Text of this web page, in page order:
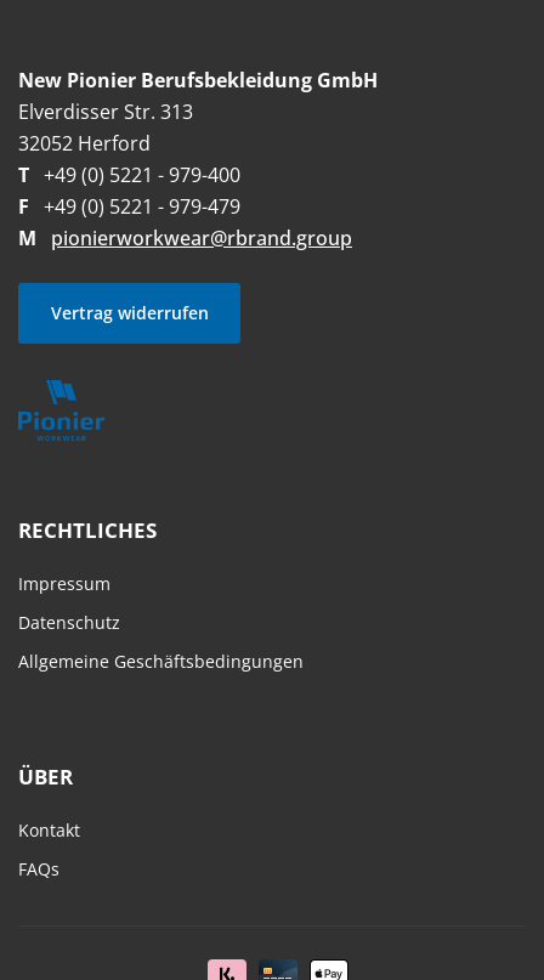
New Pionier Berufsbekleidung GmbH
Elverdisser Str. 313
32052 Herford
T +49 (0) 5221 - 979-400
F +49 (0) 5221 - 979-479
M
pionierworkwear@rbrand.group
Vertrag widerrufen
RECHTLICHES
Impressum
Datenschutz
Allgemeine Geschäftsbedingungen
ÜBER
Kontakt
FAQs